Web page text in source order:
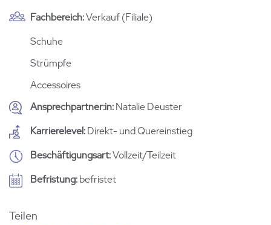
Fachbereich Verkauf (Filiale)
Schuhe
Strümpfe
Accessoires
Ansprechpartner:in Natalie Deuster
Karrierelevel Direkt- und Quereinstieg
Beschäftigungsart Vollzeit/Teilzeit
Befristung befristet
Teilen